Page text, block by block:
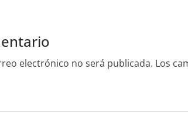
electrónico no será publicada. Los